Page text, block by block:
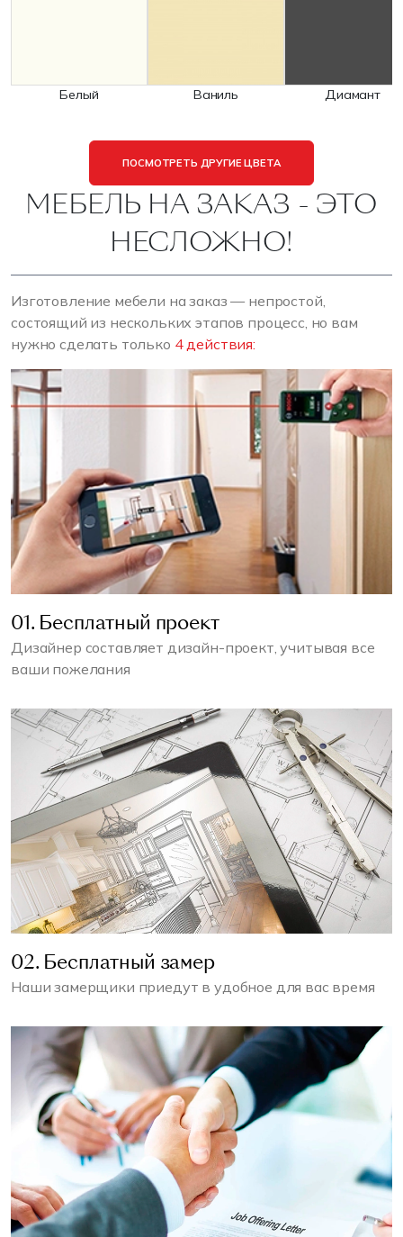
Белый Ваниль Диамант
ПОСМОТРЕТЬ ДРУГИЕ ЦВЕТА
МЕБЕЛЬ НА ЗАКАЗ - ЭТО
НЕСЛОЖНО!
Изготовление мебели на заказ — непростой,
состоящий из нескольких этапов процесс, но вам
нужно сделать только 4 действия:
01. Бесплатный проект
Дизайнер составляет дизайн-проект, учитывая все
ваши пожелания
02. Бесплатный замер
Наши замерщики приедут в удобное для вас время